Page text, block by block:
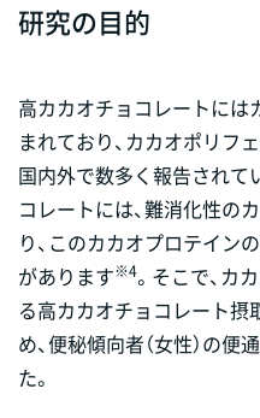
研究の目的
高カカオチョコレートに
まれており、カカオポリフ
国内外で数多く報告されて
コレートには、難消化性の
り、このカカオプロテイン
があります※4。そこで、カ
る高カカオチョコレート
め、便秘傾向者（女性）の
た。